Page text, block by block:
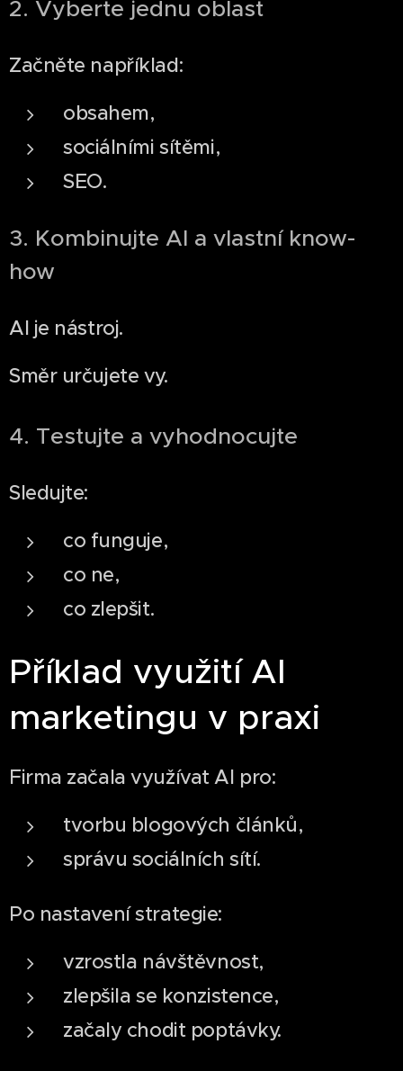
2. Vyberte jednu oblast
Začněte například:
obsahem,
sociálními sítěmi,
SEO.
3. Kombinujte AI a vlastní know-
how
AI je nástroj.
Směr určujete vy.
4. Testujte a vyhodnocujte
Sledujte:
co funguje,
co ne,
co zlepšit.
Příklad využití AI
marketingu v praxi
Firma začala využívat AI pro:
tvorbu blogových článků,
správu sociálních sítí.
Po nastavení strategie:
vzrostla návštěvnost,
zlepšila se konzistence,
začaly chodit poptávky.